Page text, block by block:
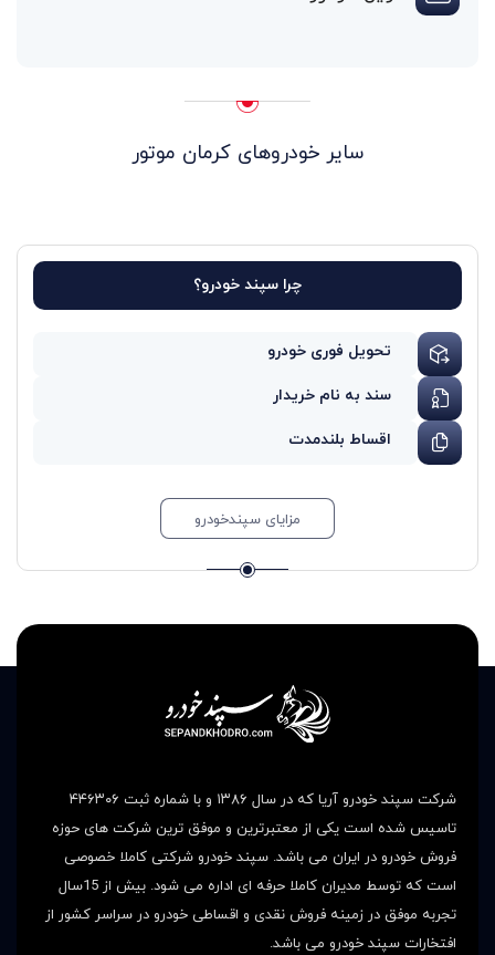
سایر خودروهای کرمان موتور
چرا سپند خودرو؟
تحویل فوری خودرو
سند به نام خریدار
اقساط بلندمدت
مزایای سپندخودرو
شرکت سپند خودرو آریا که در سال ۱۳۸۶ و با شماره ثبت ۴۴۶۳۰۶
تاسیس شده است یکی از معتبرترین و موفق ترین شرکت های حوزه
فروش خودرو در ایران می باشد. سپند خودرو شرکتی کاملا خصوصی
است که توسط مدیران کاملا حرفه ای اداره می شود. بیش از 15سال
تجربه موفق در زمینه فروش نقدی و اقساطی خودرو در سراسر کشور از
افتخارات سپند خودرو می باشد.